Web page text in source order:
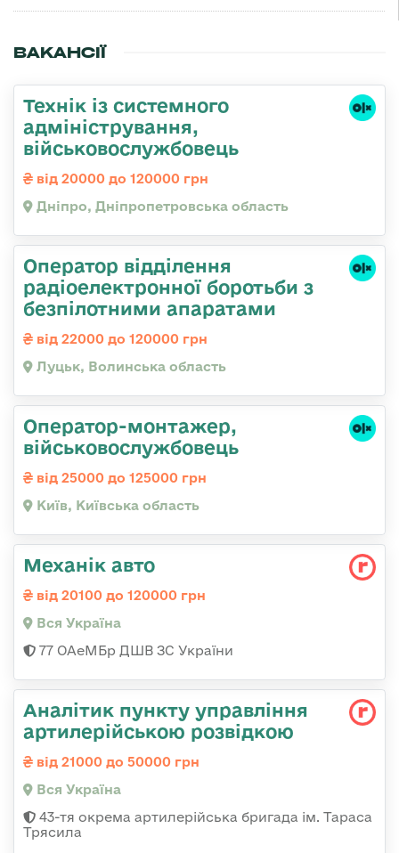
ВАКАНСІЇ
Технік із системного
адміністрування,
військовослужбовець
від 20000 до 120000 грн
Дніпро, Дніпропетровська область
Оператор відділення
радіоелектронної боротьби з
безпілотними апаратами
від 22000 до 120000 грн
Луцьк, Волинська область
Оператор-монтажер,
військовослужбовець
від 25000 до 125000 грн
Київ, Київська область
Механік авто
від 20100 до 120000 грн
Вся Україна
77 ОАеМБр ДШВ ЗС України
Аналітик пункту управління
артилерійською розвідкою
від 21000 до 50000 грн
Вся Україна
43-тя окрема артилерійська бригада ім. Тараса
Трясила